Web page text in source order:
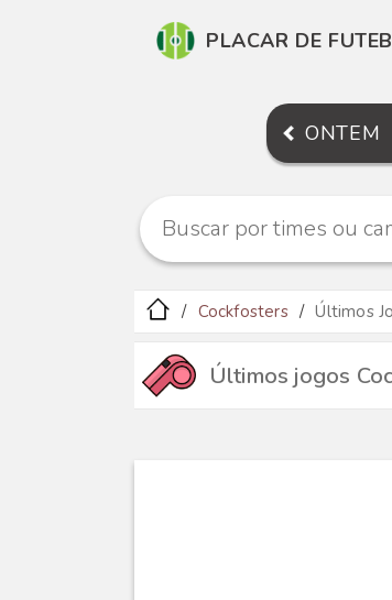
PLACAR DE
ONTEM
Cockfosters Últimos
Últimos jogos